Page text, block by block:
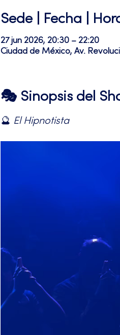
Sede | Fecha |
27 jun 2026, 20:30 – 22:20
Ciudad de México, Av.
🎭 Sinopsis del
🔮 El Hipnotista